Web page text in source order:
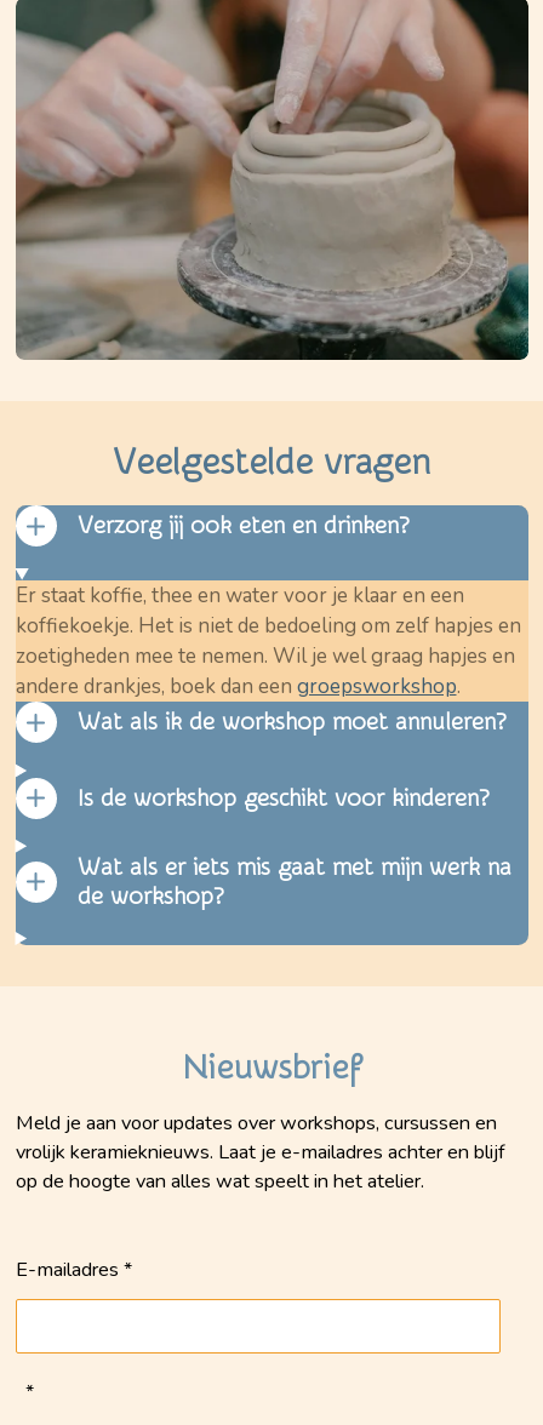
Veelgestelde vragen
Verzorg jij ook eten en drinken?
Er staat koffie, thee en water voor je klaar en een
koffiekoekje. Het is niet de bedoeling om zelf hapjes en
zoetigheden mee te nemen. Wil je wel graag hapjes en
andere drankjes, boek dan een groepsworkshop.
Wat als ik de workshop moet annuleren?
Is de workshop geschikt voor kinderen?
Wat als er iets mis gaat met mijn werk na
de workshop?
Nieuwsbrief
Meld je aan voor updates over workshops, cursussen en
vrolijk keramieknieuws. Laat je e-mailadres achter en blijf
op de hoogte van alles wat speelt in het atelier.
E-mailadres *
*